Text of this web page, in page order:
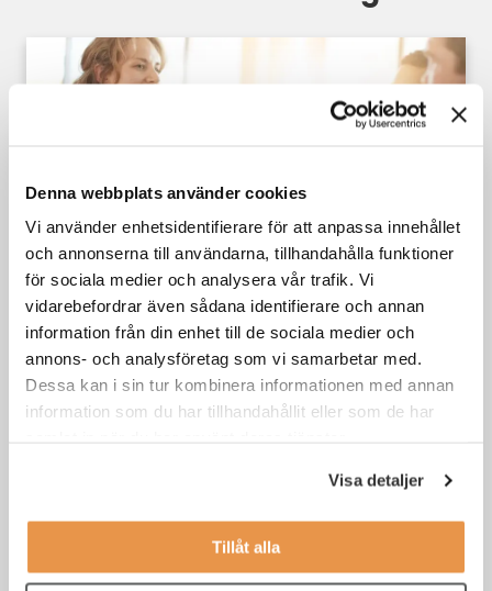
Denna webbplats använder cookies
Vi använder enhetsidentifierare för att anpassa innehållet
och annonserna till användarna, tillhandahålla funktioner
för sociala medier och analysera vår trafik. Vi
vidarebefordrar även sådana identifierare och annan
information från din enhet till de sociala medier och
annons- och analysföretag som vi samarbetar med.
Dessa kan i sin tur kombinera informationen med annan
information som du har tillhandahållit eller som de har
Visa detaljer
Tillåt alla
Caseintervjuer inom rekrytering – vad,
hur och varför?
Din karriär Söka jobb